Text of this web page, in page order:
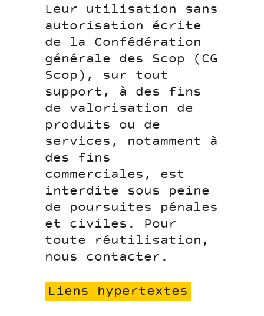
Leur utilisation sans
autorisation écrite
de la Confédération
générale des Scop (CG
Scop), sur tout
support, à des fins
de valorisation de
produits ou de
services, notamment à
des fins
commerciales, est
interdite sous peine
de poursuites pénales
et civiles. Pour
toute réutilisation,
nous contacter.
Liens hypertextes